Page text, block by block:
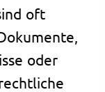
oft
oder